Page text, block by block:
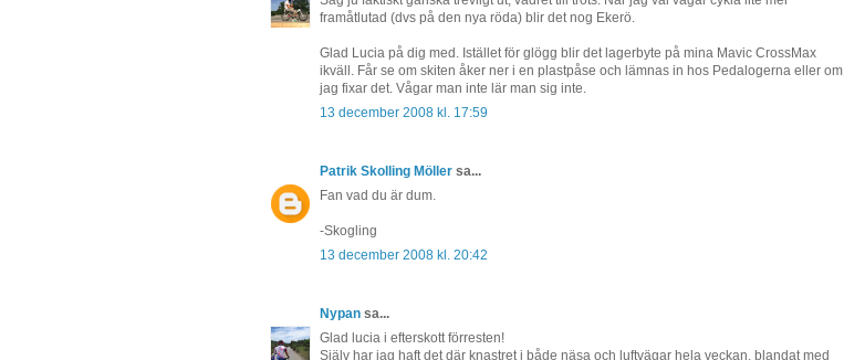
framåtlutad (dvs på den nya röda) blir det nog Ekerö.
Glad Lucia på dig med. Istället för glögg blir det lagerbyte på mina Mavic CrossMax
ikväll. Får se om skiten åker ner i en plastpåse och lämnas in hos Pedalogerna eller om
jag fixar det. Vågar man inte lär man sig inte.
13 december 2008 kl. 17:59
Patrik Skolling Möller sa...
Fan vad du är dum.
-Skogling
13 december 2008 kl. 20:42
Nypan sa...
Glad lucia i efterskott förresten!
Själv har jag haft det där knastret i både näsa och luftvägar hela veckan, blandat med